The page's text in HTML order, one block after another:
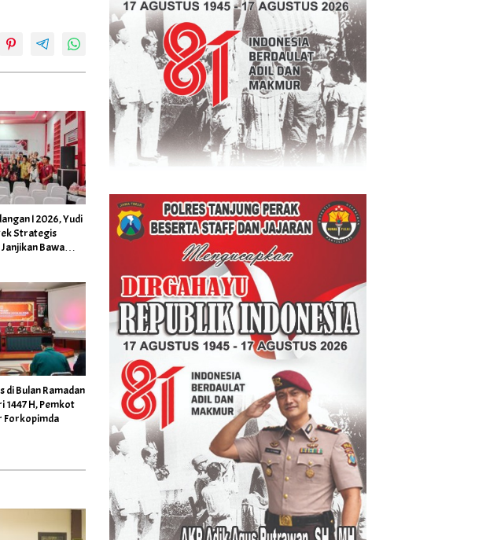
I 2026, Yudi
Strategis
Bawa
Bulan Ramadan
1447 H, Pemkot
Forkopimda